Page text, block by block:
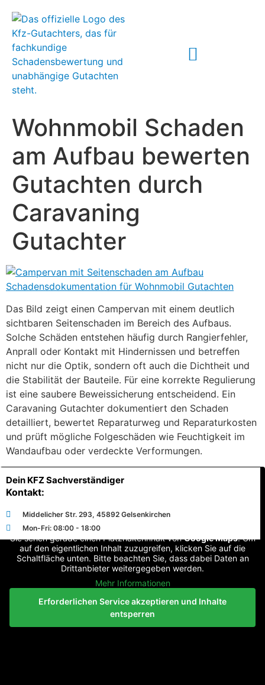
Wohnmobil Schaden
am Aufbau bewerten
Gutachten durch
Caravaning
Gutachter
Das Bild zeigt einen Campervan mit einem deutlich
sichtbaren Seitenschaden im Bereich des Aufbaus.
Solche Schäden entstehen häufig durch Rangierfehler,
Anprall oder Kontakt mit Hindernissen und betreffen
nicht nur die Optik, sondern oft auch die Dichtheit und
die Stabilität der Bauteile. Für eine korrekte Regulierung
ist eine saubere Beweissicherung entscheidend. Ein
Caravaning Gutachter dokumentiert den Schaden
detailliert, bewertet Reparaturweg und Reparaturkosten
und prüft mögliche Folgeschäden wie Feuchtigkeit im
Wandaufbau oder verdeckte Verformungen.
Dein KFZ Sachverständiger
Kontakt:
Middelicher Str. 293, 45892 Gelsenkirchen
Mon-Fri: 08:00 - 18:00
Sie sehen gerade einen Platzhalterinhalt vonGoogle Maps. Um
auf den eigentlichen Inhalt zuzugreifen, klicken Sie auf die
Schaltfläche unten. Bitte beachten Sie, dass dabei Daten an
Drittanbieter weitergegeben werden.
Mehr Informationen
Erforderlichen Service akzeptieren und Inhalte
entsperren